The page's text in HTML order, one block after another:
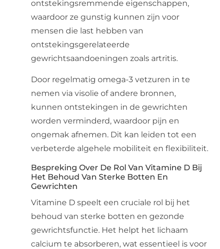
ontstekingsremmende eigenschappen,
waardoor ze gunstig kunnen zijn voor
mensen die last hebben van
ontstekingsgerelateerde
gewrichtsaandoeningen zoals artritis.
Door regelmatig omega-3 vetzuren in te
nemen via visolie of andere bronnen,
kunnen ontstekingen in de gewrichten
worden verminderd, waardoor pijn en
ongemak afnemen. Dit kan leiden tot een
verbeterde algehele mobiliteit en flexibiliteit.
Bespreking Over De Rol Van Vitamine D Bij
Het Behoud Van Sterke Botten En
Gewrichten
Vitamine D speelt een cruciale rol bij het
behoud van sterke botten en gezonde
gewrichtsfunctie. Het helpt het lichaam
calcium te absorberen, wat essentieel is voor